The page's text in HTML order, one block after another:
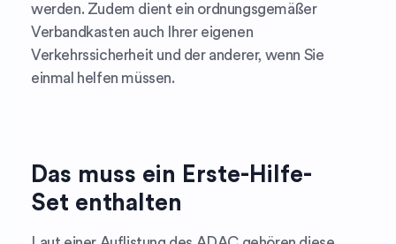
werden. Zudem dient ein ordnungsgemäßer
Verbandkasten auch Ihrer eigenen
Verkehrssicherheit und der anderer, wenn Sie
einmal helfen müssen.
Das muss ein Erste-Hilfe-
Set enthalten